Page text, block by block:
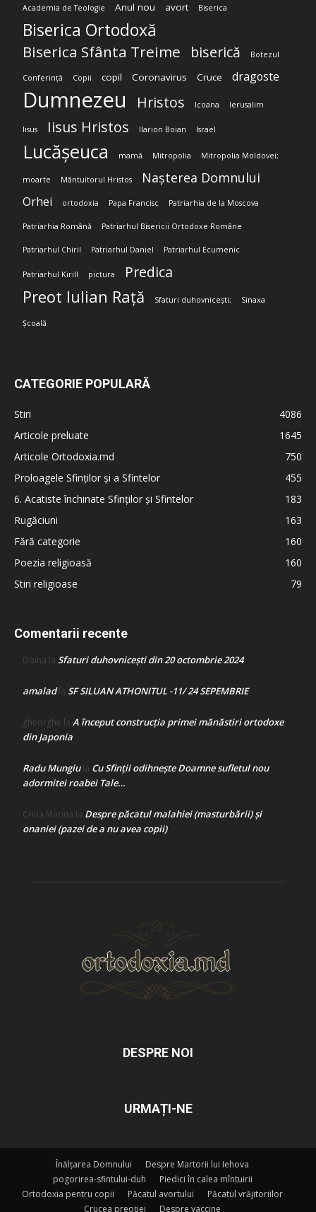
Academia de Teologie Anul nou avort Biserica
Biserica Ortodoxă
Biserica Sfânta Treime biserică Botezul
Conferință Copii copil Coronavirus Cruce dragoste
Dumnezeu Hristos Icoana Ierusalim
Iisus Iisus Hristos Ilarion Boian Israel
Lucășeuca mamă Mitropolia Mitropolia Moldovei;
moarte Mântuitorul Hristos Nașterea Domnului
Orhei ortodoxia Papa Francisc Patriarhia de la Moscova
Patriarhia Română Patriarhul Bisericii Ortodoxe Române
Patriarhul Chiril Patriarhul Daniel Patriarhul Ecumenic
Patriarhul Kirill pictura Predica
Preot Iulian Rață Sfaturi duhovnicești; Sinaxa
Școală
CATEGORIE POPULARĂ
Stiri
4086
Articole preluate
1645
Articole Ortodoxia.md
750
Proloagele Sfinților și a Sfintelor
455
6. Acatiste închinate Sfinților și Sfintelor
183
Rugăciuni
163
Fără categorie
160
Poezia religioasă
160
Stiri religioase
79
Comentarii recente
Doina la Sfaturi duhovnicești din 20 octombrie 2024
amaladla SF SILUAN ATHONITUL -11/ 24 SEPEMBRIE
gheorghe la A început construcţia primei mănăstiri ortodoxe
din Japonia
Radu Mungiula Cu Sfinții odihnește Doamne sufletul nou
adormitei roabei Tale…
Crina Marina la Despre păcatul malahiei (masturbării) şi
onaniei (pazei de a nu avea copii)
DESPRE NOI
URMAȚI-NE
Înălțarea Domnului
Despre Martorii lui Iehova
pogorirea-sfintului-duh
Piedici în calea mîntuirii
Ortodoxia pentru copii
Păcatul avortului
Păcatul vrăjitoriilor
Crucea preoției
Despre vaccine